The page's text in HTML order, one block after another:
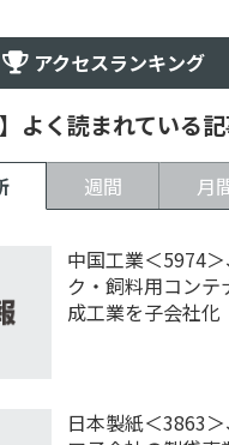
アクセスランキング
よく読まれている
週間 月
中国工業＜5974
ク・飼料用コンテ
成工業を子会社化
日本製紙＜3863